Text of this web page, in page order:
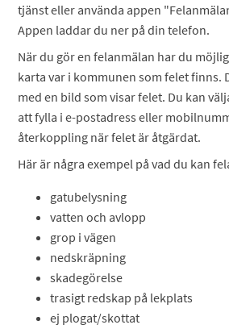
tjänst eller använda appen
Appen laddar du ner på din telefon.
När du gör en felanmälan har du
karta var i kommunen som felet finns.
med en bild som visar felet. Du kan
att fylla i e-postadress eller
återkoppling när felet är åtgärdat.
Här är några exempel på vad du kan
gatubelysning
vatten och avlopp
grop i vägen
nedskräpning
skadegörelse
trasigt redskap på lekplats
ej plogat/skottat